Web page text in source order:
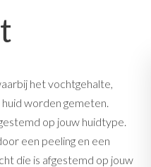
het vochtgehalte,
worden gemeten.
op jouw huidtype.
een peeling en een
die is afgestemd op jouw